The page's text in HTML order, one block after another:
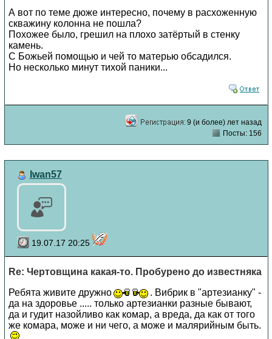
А вот по теме дюже интересно, почему в расхоженную
скважину колонна не пошла?
Похожее было, грешил на плохо затёртый в стенку
камень.
С Божьей помощью и чей то матерью обсадился.
Но несколько минут тихой паники...
9 (и более) лет назад
Посты: 156
Iwan57
19.07.17 20:25
Re: Чертовщина какая-то. Пробурено до известняка
Ребята живите дружно
. Вибрик в "артезианку" -
да на здоровье ..... только артезианки разные бывают,
да и гудит назойливо как комар, а вреда, да как от того
же комара, може и ни чего, а може и малярийным быть.